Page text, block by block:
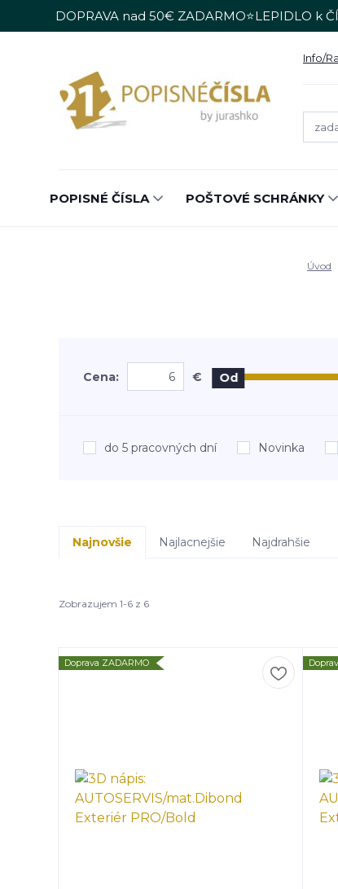
DOPRAVA nad 50€ ZADARMO⭐LEPIDLO k
Info/
POPISNÉ ČÍSLA POŠTOVÉ SCHRÁNKY
Úvod
Cena: € Od
do 5 pracovných dní Novinka
Najnovšie Najlacnejšie Najdrahšie
Zobrazujem 1-6 z 6
Doprava ZADARMO